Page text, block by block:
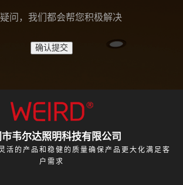
问，我们都会帮您积极解决
韦尔达照明科技有限公司
活的产品和稳健的质量确保产品更大化满足客
户需求